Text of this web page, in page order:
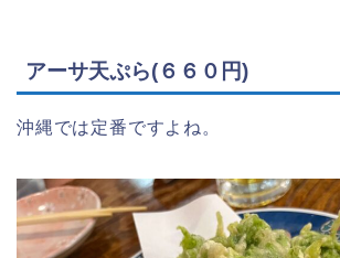
アーサ天ぷら(６６０円)
沖縄では定番ですよね。